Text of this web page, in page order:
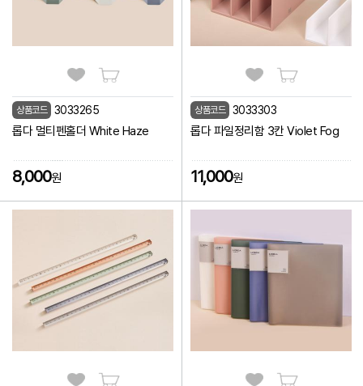
상품코드 3033265
롭다 멀티펜홀더 White Haze
8,000원
상품코드 3033303
롭다 파일정리함 3칸 Violet Fog
11,000원